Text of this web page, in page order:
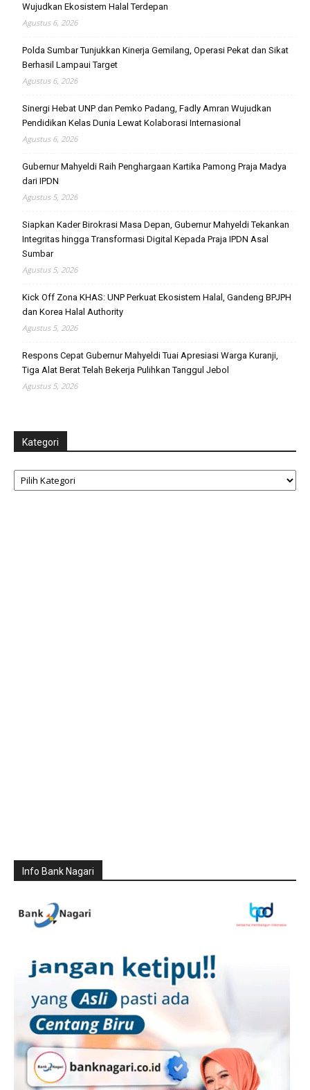
Wujudkan Ekosistem Halal Terdepan
Agustus 6, 2026
Polda Sumbar Tunjukkan Kinerja Gemilang, Operasi Pekat dan Sikat
Berhasil Lampaui Target
Agustus 6, 2026
Sinergi Hebat UNP dan Pemko Padang, Fadly Amran Wujudkan
Pendidikan Kelas Dunia Lewat Kolaborasi Internasional
Agustus 6, 2026
Gubernur Mahyeldi Raih Penghargaan Kartika Pamong Praja Madya
dari IPDN
Agustus 5, 2026
Siapkan Kader Birokrasi Masa Depan, Gubernur Mahyeldi Tekankan
Integritas hingga Transformasi Digital Kepada Praja IPDN Asal
Sumbar
Agustus 5, 2026
Kick Off Zona KHAS: UNP Perkuat Ekosistem Halal, Gandeng BPJPH
dan Korea Halal Authority
Agustus 5, 2026
Respons Cepat Gubernur Mahyeldi Tuai Apresiasi Warga Kuranji,
Tiga Alat Berat Telah Bekerja Pulihkan Tanggul Jebol
Agustus 5, 2026
Kategori
Kategori
Info Bank Nagari